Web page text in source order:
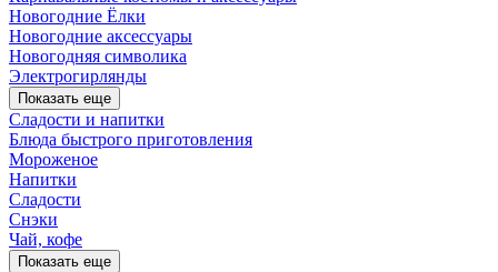
Новогодние Ёлки
Новогодние аксессуары
Новогодняя символика
Электрогирлянды
Показать еще
Сладости и напитки
Блюда быстрого приготовления
Мороженое
Напитки
Сладости
Снэки
Чай, кофе
Показать еще